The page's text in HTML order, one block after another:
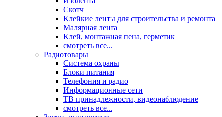
Скотч
Клейкие ленты для строительства и ремонта
Малярная лента
Клей, монтажная пена, герметик
смотреть все...
Радиотовары
Система охраны
Блоки питания
Телефония и радио
Информационные сети
ТВ принадлежности, видеонаблюдение
смотреть все...